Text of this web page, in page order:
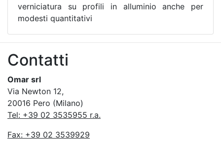
verniciatura su profili in alluminio anche per
modesti quantitativi
Contatti
Omar srl
Via Newton 12,
20016 Pero (Milano)
Tel: +39 02 3535955 r.a.
Fax: +39 02 3539929